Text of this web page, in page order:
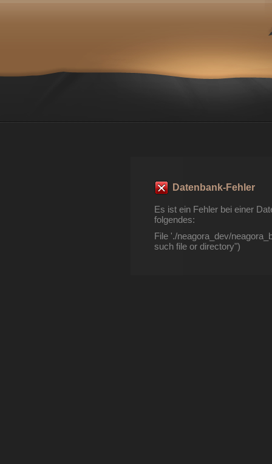
Datenbank-Fehler
Es ist ein Fehler bei einer
folgendes:
File './neagora_dev/
such file or directory")